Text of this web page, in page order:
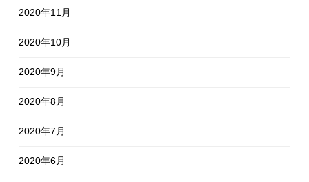
2020年11月
2020年10月
2020年9月
2020年8月
2020年7月
2020年6月